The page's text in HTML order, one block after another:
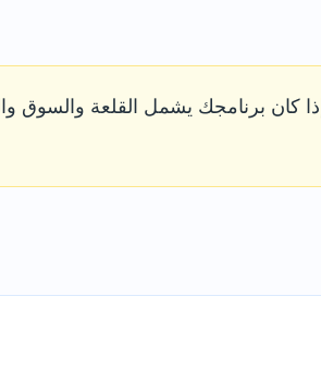
كان برنامجك يشمل القلعة والسوق